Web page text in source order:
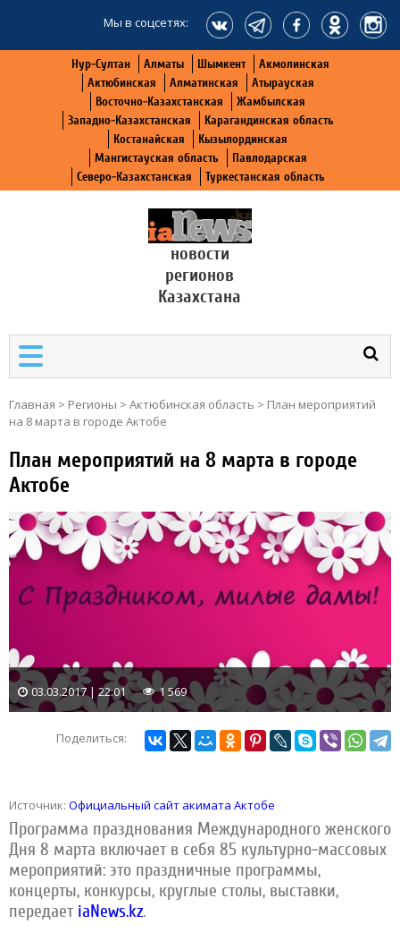
Мы в соцсетях:
Нур-Султан Алматы Шымкент
Акмолинская
Актюбинская
Алматинская
Атырауская
Восточно-Казахстанская
Жамбылская
Западно-Казахстанская
Карагандинская область
Костанайская
Кызылординская
Мангистауская область
Павлодарская
Северо-Казахстанская
Туркестанская область
новости
регионов
Казахстана
Главная > Регионы > Актюбинская область > План мероприятий
на 8 марта в городе Актобе
План мероприятий на 8 марта в городе
Актобе
03.03.2017 | 22:01 1 569
Поделиться:
Источник: Официальный сайт акимата Актобе
Программа празднования Международного женского
Дня 8 марта включает в себя 85 культурно-массовых
мероприятий: это праздничные программы,
концерты, конкурсы, круглые столы, выставки,
передает iaNews.kz.